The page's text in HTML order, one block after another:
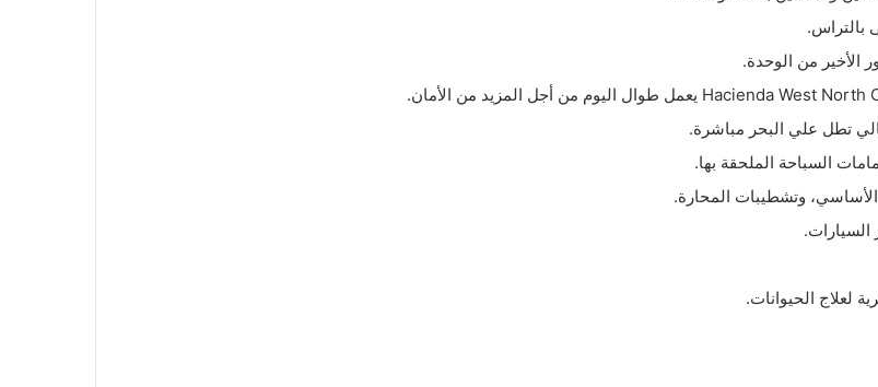
بالتراس.
الأخير من الوحدة.
تطل علي البحر مباشرة.
السباحة الملحقة بها.
وتشطيبات المحارة.
السيارات.
لعلاج الحيوانات.